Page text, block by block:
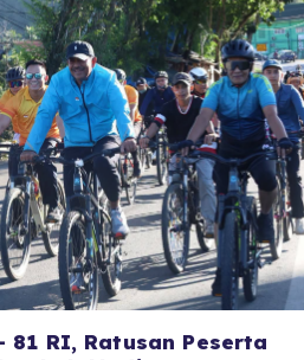
81 RI, Ratusan Peserta